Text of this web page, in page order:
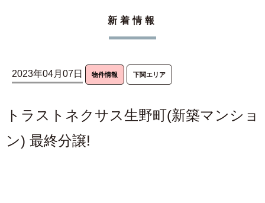
新着情報
2023年04月07日 物件情報 下関エリア
トラストネクサス生野町(新築マンショ
ン) 最終分譲!